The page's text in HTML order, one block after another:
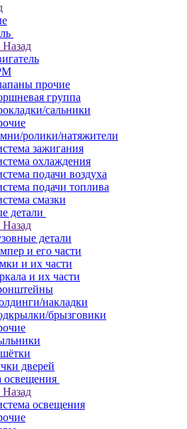
Назад
прочие
группа
сальники
ролики/натяжители
зажигания
охлаждения
подачи воздуха
подачи топлива
смазки
детали
Назад
детали
и его части
и их части
и их части
накладки
брызговики
дверей
освещения
Назад
освещения